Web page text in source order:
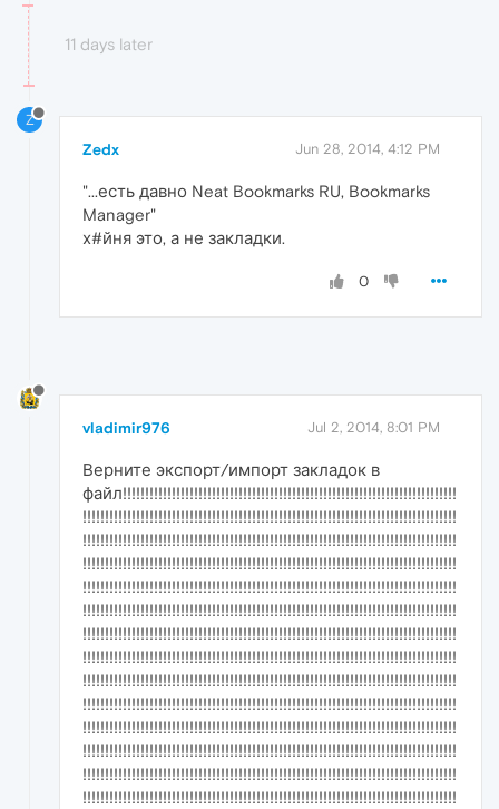
11 days later
Z
Zedx Jun 28, 2014, 4:12 PM
"...есть давно Neat Bookmarks RU, Bookmarks
Manager"
х#йня это, а не закладки.
0
vladimir976 Jul 2, 2014, 8:01 PM
Верните экспорт/импорт закладок в
файл!!!!!!!!!!!!!!!!!!!!!!!!!!!!!!!!!!!!!!!!!!!!!!!!!!!!!!!!!!!!!!!!!!!!!!!!!!!
!!!!!!!!!!!!!!!!!!!!!!!!!!!!!!!!!!!!!!!!!!!!!!!!!!!!!!!!!!!!!!!!!!!!!!!!!!!!!!!!!!!!
!!!!!!!!!!!!!!!!!!!!!!!!!!!!!!!!!!!!!!!!!!!!!!!!!!!!!!!!!!!!!!!!!!!!!!!!!!!!!!!!!!!!
!!!!!!!!!!!!!!!!!!!!!!!!!!!!!!!!!!!!!!!!!!!!!!!!!!!!!!!!!!!!!!!!!!!!!!!!!!!!!!!!!!!!
!!!!!!!!!!!!!!!!!!!!!!!!!!!!!!!!!!!!!!!!!!!!!!!!!!!!!!!!!!!!!!!!!!!!!!!!!!!!!!!!!!!!
!!!!!!!!!!!!!!!!!!!!!!!!!!!!!!!!!!!!!!!!!!!!!!!!!!!!!!!!!!!!!!!!!!!!!!!!!!!!!!!!!!!!
!!!!!!!!!!!!!!!!!!!!!!!!!!!!!!!!!!!!!!!!!!!!!!!!!!!!!!!!!!!!!!!!!!!!!!!!!!!!!!!!!!!!
!!!!!!!!!!!!!!!!!!!!!!!!!!!!!!!!!!!!!!!!!!!!!!!!!!!!!!!!!!!!!!!!!!!!!!!!!!!!!!!!!!!!
!!!!!!!!!!!!!!!!!!!!!!!!!!!!!!!!!!!!!!!!!!!!!!!!!!!!!!!!!!!!!!!!!!!!!!!!!!!!!!!!!!!!
!!!!!!!!!!!!!!!!!!!!!!!!!!!!!!!!!!!!!!!!!!!!!!!!!!!!!!!!!!!!!!!!!!!!!!!!!!!!!!!!!!!!
!!!!!!!!!!!!!!!!!!!!!!!!!!!!!!!!!!!!!!!!!!!!!!!!!!!!!!!!!!!!!!!!!!!!!!!!!!!!!!!!!!!!
!!!!!!!!!!!!!!!!!!!!!!!!!!!!!!!!!!!!!!!!!!!!!!!!!!!!!!!!!!!!!!!!!!!!!!!!!!!!!!!!!!!!
!!!!!!!!!!!!!!!!!!!!!!!!!!!!!!!!!!!!!!!!!!!!!!!!!!!!!!!!!!!!!!!!!!!!!!!!!!!!!!!!!!!!
!!!!!!!!!!!!!!!!!!!!!!!!!!!!!!!!!!!!!!!!!!!!!!!!!!!!!!!!!!!!!!!!!!!!!!!!!!!!!!!!!!!!